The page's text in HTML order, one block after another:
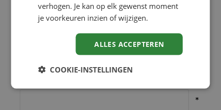
verhogen. Je kan op elk gewenst moment
je voorkeuren inzien of wijzigen.
ALLES ACCEPTEREN
COOKIE-INSTELLINGEN